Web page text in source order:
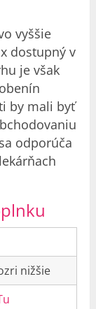
vyššie
dostupný v
je však
by mali byť
odporúča
nižšie